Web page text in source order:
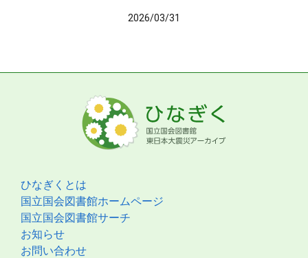
2026/03/31
ひなぎくとは
国立国会図書館ホームページ
国立国会図書館サーチ
お知らせ
お問い合わせ